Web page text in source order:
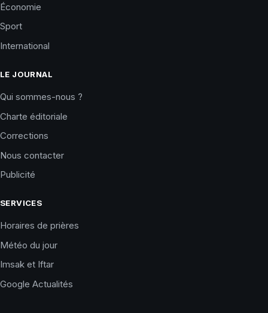
Économie
Sport
International
LE JOURNAL
Qui sommes-nous ?
Charte éditoriale
Corrections
Nous contacter
Publicité
SERVICES
Horaires de prières
Météo du jour
Imsak et Iftar
Google Actualités